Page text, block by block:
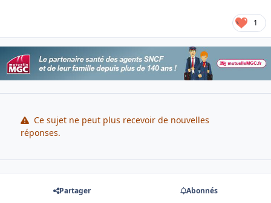
1
Ce sujet ne peut plus recevoir de nouvelles
réponses.
Partager Abonnés